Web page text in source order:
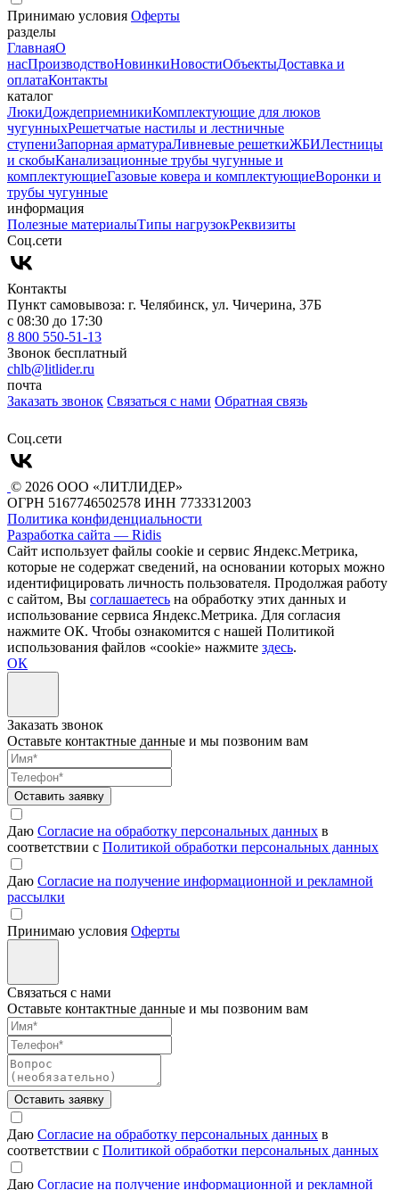
Принимаю условия Оферты
разделы
ГлавнаяО
насПроизводствоНовинкиНовостиОбъектыДоставка и
оплатаКонтакты
каталог
ЛюкиДождеприемникиКомплектующие для люков
чугунныхРешетчатые настилы и лестничные
ступениЗапорная арматураЛивневые решеткиЖБИЛестницы
и скобыКанализационные трубы чугунные и
комплектующиеГазовые ковера и комплектующиеВоронки и
трубы чугунные
информация
Полезные материалыТипы нагрузокРеквизиты
Cоц.сети
Контакты
Пункт самовывоза: г. Челябинск, ул. Чичерина, 37Б
с 08:30 до 17:30
8 800 550-51-13
Звонок бесплатный
chlb@litlider.ru
почта
Заказать звонок Связаться с нами Обратная связь
Cоц.сети
© 2026 ООО «ЛИТЛИДЕР»
ОГРН 5167746502578 ИНН 7733312003
Политика конфиденциальности
Разработка сайта — Ridis
Сайт использует файлы cookie и сервис Яндекс.Метрика,
которые не содержат сведений, на основании которых можно
идентифицировать личность пользователя. Продолжая работу
с сайтом, Вы соглашаетесь на обработку этих данных и
использование сервиса Яндекс.Метрика. Для согласия
нажмите ОК. Чтобы ознакомится с нашей Политикой
использования файлов «cookie» нажмите здесь.
ОК
Заказать звонок
Оставьте контактные данные и мы позвоним вам
Оставить заявку
Даю Согласие на обработку персональных данных в
соответствии с Политикой обработки персональных данных
Даю Согласие на получение информационной и рекламной
рассылки
Принимаю условия Оферты
Связаться с нами
Оставьте контактные данные и мы позвоним вам
Оставить заявку
Даю Согласие на обработку персональных данных в
соответствии с Политикой обработки персональных данных
Даю Согласие на получение информационной и рекламной